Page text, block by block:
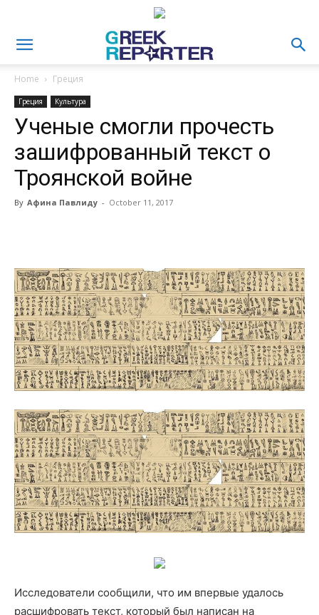
Home Греция
Греция Культура
Ученые смогли прочесть
зашифрованный текст о
Троянской войне
By Афина Павлиду - October 11, 2017
Исследователи сообщили, что им впервые удалось
расшифровать текст, который был написан на